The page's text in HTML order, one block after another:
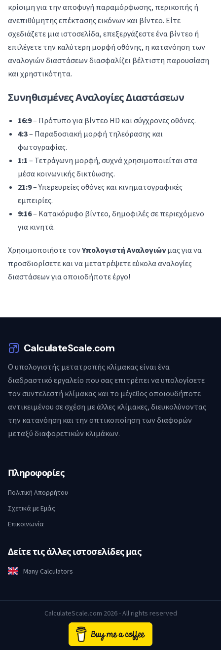
κρίσιμη για την αποφυγή παραμόρφωσης, περικοπής ή
ανεπιθύμητης επέκτασης εικόνων και βίντεο. Είτε
σχεδιάζετε μια ιστοσελίδα, επεξεργάζεστε ένα βίντεο ή
επιλέγετε την καλύτερη μορφή οθόνης, η κατανόηση των
αναλογιών διαστάσεων διασφαλίζει βέλτιστη παρουσίαση
και χρηστικότητα.
Συνηθισμένες Αναλογίες Διαστάσεων
16:9– Πρότυπο για βίντεο HD και σύγχρονες οθόνες.
4:3– Παραδοσιακή μορφή τηλεόρασης και
φωτογραφίας.
1:1– Τετράγωνη μορφή, συχνά χρησιμοποιείται στα
μέσα κοινωνικής δικτύωσης.
21:9– Υπερευρείες οθόνες και κινηματογραφικές
εμπειρίες.
9:16– Κατακόρυφο βίντεο, δημοφιλές σε περιεχόμενο
για κινητά.
Χρησιμοποιήστε τονΥπολογιστή Αναλογιώνμας για να
προσδιορίσετε και να μετατρέψετε εύκολα αναλογίες
διαστάσεων για οποιοδήποτε έργο!
CalculateScale.com
Ο υπολογιστής μετατροπής κλίμακας είναι ένα
διαδραστικό εργαλείο που σας επιτρέπει να υπολογίσετε
τον συντελεστή κλίμακας και το μέγεθος οποιουδήποτε
αντικειμένου σε σχέση με άλλες κλίμακες, διευκολύνοντας
την κατανόηση και την οπτικοποίηση των διαφορών
μεταξύ διαφορετικών κλιμάκων.
Πληροφορίες
Πολιτική Απορρήτου
Σχετικά με Εμάς
Επικοινωνία
Δείτε τις άλλες ιστοσελίδες μας
Many Calculators
CalculateScale.com 2026 - All rights reserved